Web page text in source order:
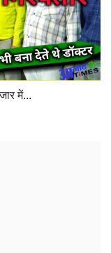
में...